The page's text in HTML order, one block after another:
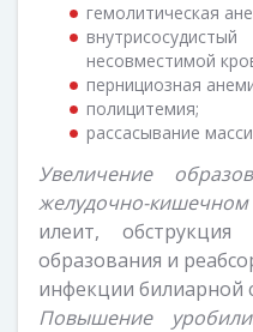
гемолитическая
несовместимой
пернициозная
полицитемия;
рассасывание
Увеличение
желудочно-
илеит, обструкция
образования и
инфекции билиарной
Повышение